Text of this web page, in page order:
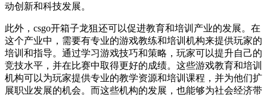
动创新和科技发展。
此外，csgo开箱子龙狙还可以促进教育和培训产业的发展。在
这个产业中，需要有专业的游戏教练和培训机构来提供玩家的
培训和指导。通过学习游戏技巧和策略，玩家可以提升自己的
竞技水平，并在比赛中取得更好的成绩。这些游戏教育和培训
机构可以为玩家提供专业的教学资源和培训课程，并为他们扩
展职业发展的机会。而这些机构的发展，也能够为社会经济带